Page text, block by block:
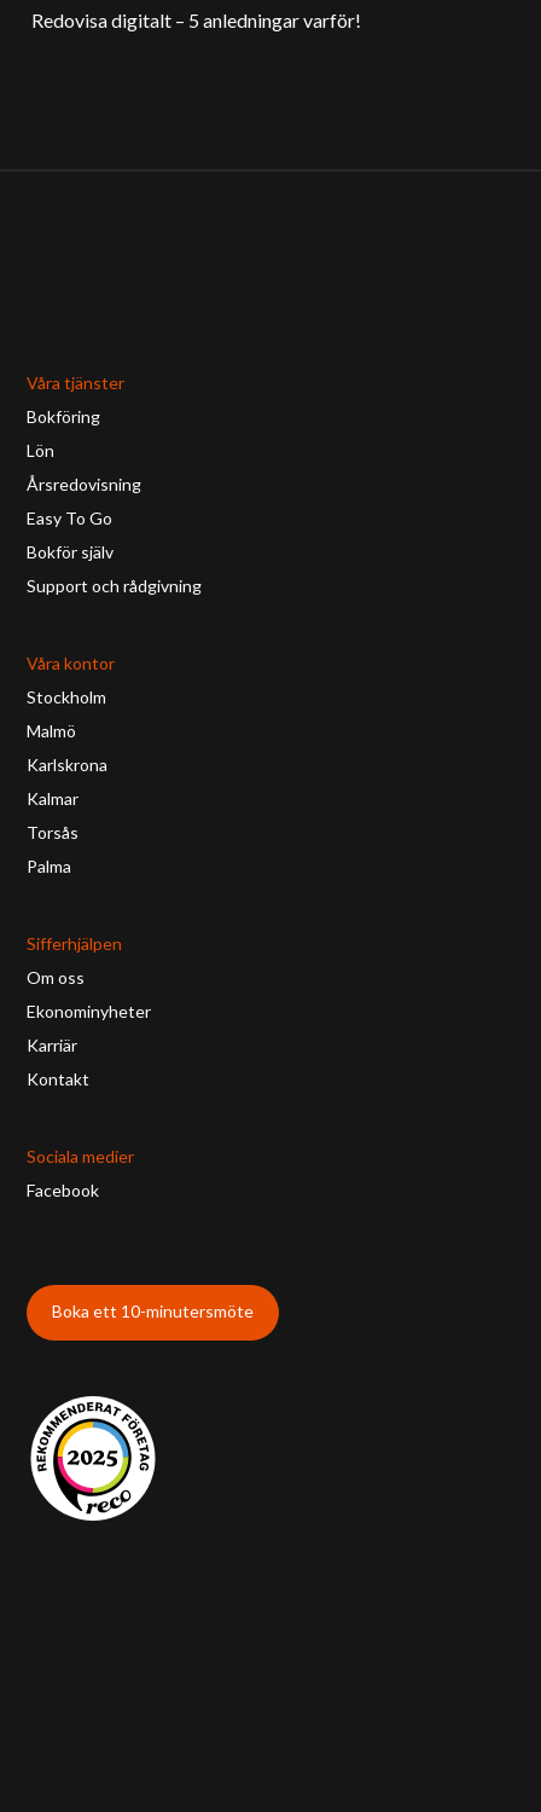
Redovisa digitalt – 5 anledningar varför!
Våra tjänster
Bokföring
Lön
Årsredovisning
Easy To Go
Bokför själv
Support och rådgivning
Våra kontor
Stockholm
Malmö
Karlskrona
Kalmar
Torsås
Palma
Sifferhjälpen
Om oss
Ekonominyheter
Karriär
Kontakt
Sociala medier
Facebook
Boka ett 10-minutersmöte